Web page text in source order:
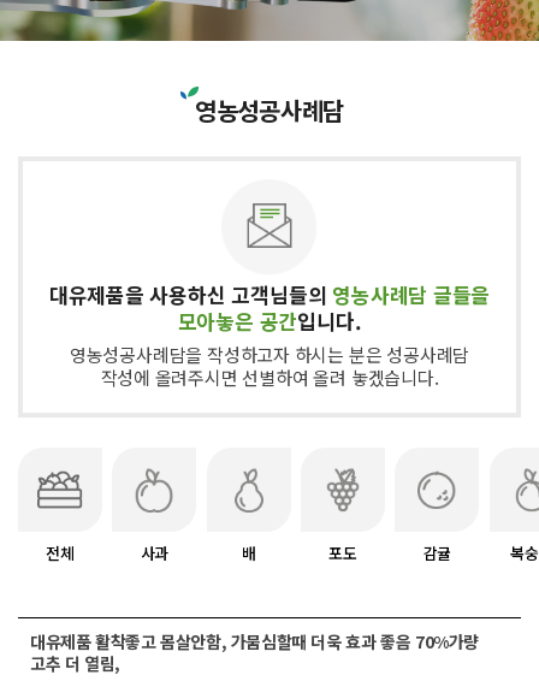
영농성공사례담
대유제품을 사용하신 고객님들의 영농사례담 글들을
모아놓은 공간입니다.
영농성공사례담을 작성하고자 하시는 분은 성공사례담
작성에 올려주시면 선별하여 올려 놓겠습니다.
전체 사과 배 포도 감귤 복
대유제품 활착좋고 몸살안함, 가뭄심할때 더욱 효과 좋음 70%가량
고추 더 열림,